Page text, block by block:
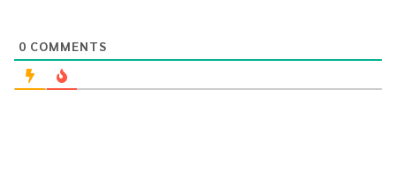
četiri boda. BiH i Island imaju po tri boda, a Luksemburg jedan.
Lihtenštajn je na dnu tabele bez bodova.
0 COMMENTS